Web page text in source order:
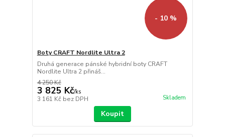
- 10 %
Boty CRAFT Nordlite Ultra 2
Druhá generace pánské hybridní boty CRAFT
Nordlite Ultra 2 přináš...
4 250 Kč
3 825 Kč/ks
3 161 Kč bez DPH Skladem
Koupit